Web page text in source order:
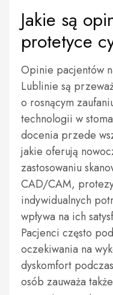
Jakie są
protetyce
Opinie pacjentów
Lublinie są
o rosnącym
technologii w
docenia przede
jakie oferują
zastosowaniu
CAD/CAM,
indywidualnych
wpływa na ich
Pacjenci często
oczekiwania na
dyskomfort
osób zauważa